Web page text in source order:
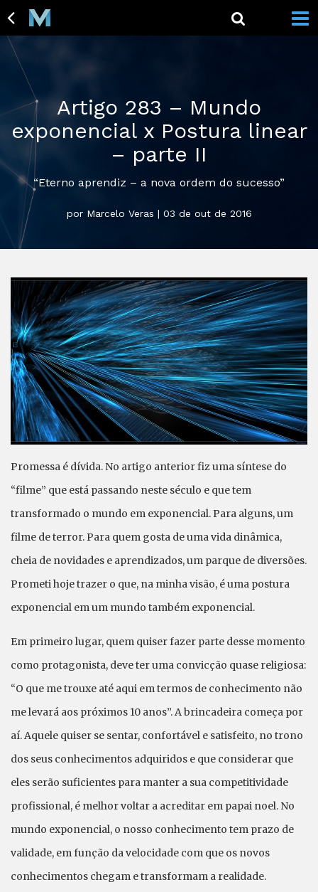
Artigo 283 – Mundo
exponencial x Postura linear
– parte II
“Eterno aprendiz – a nova ordem do sucesso”
por Marcelo Veras | 03 de out de 2016
Promessa é dívida. No artigo anterior fiz uma síntese do
“filme” que está passando neste século e que tem
transformado o mundo em exponencial. Para alguns, um
filme de terror. Para quem gosta de uma vida dinâmica,
cheia de novidades e aprendizados, um parque de diversões.
Prometi hoje trazer o que, na minha visão, é uma postura
exponencial em um mundo também exponencial.
Em primeiro lugar, quem quiser fazer parte desse momento
como protagonista, deve ter uma convicção quase religiosa:
“O que me trouxe até aqui em termos de conhecimento não
me levará aos próximos 10 anos”. A brincadeira começa por
aí. Aquele quiser se sentar, confortável e satisfeito, no trono
dos seus conhecimentos adquiridos e que considerar que
eles serão suficientes para manter a sua competitividade
profissional, é melhor voltar a acreditar em papai noel. No
mundo exponencial, o nosso conhecimento tem prazo de
validade, em função da velocidade com que os novos
conhecimentos chegam e transformam a realidade.